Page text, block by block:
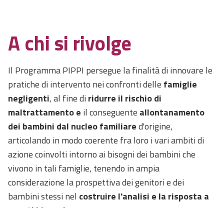
A chi si rivolge
Il Programma PIPPI persegue la finalità di innovare le
pratiche di intervento nei confronti delle famiglie
negligenti, al fine di ridurre il rischio di
maltrattamentoe il conseguente allontanamento
dei bambini dal nucleo familiared'origine,
articolando in modo coerente fra loro i vari ambiti di
azione coinvolti intorno ai bisogni dei bambini che
vivono in tali famiglie, tenendo in ampia
considerazione la prospettiva dei genitori e dei
bambini stessi nel costruire l'analisi e la risposta a